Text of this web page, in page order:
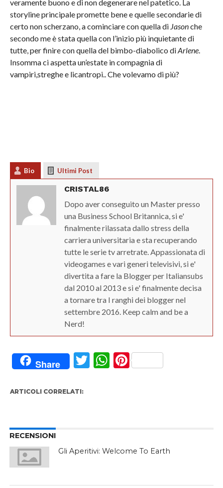
veramente buono e di non degenerare nel patetico. La
storyline principale promette bene e quelle secondarie di
certo non scherzano, a cominciare con quella diJasonche
secondo me è stata quella con l’inizio più inquietante di
tutte, per finire con quella del bimbo-diabolico diArlene.
Insomma ci aspetta un’estate in compagnia di
vampiri,streghe e licantropi.. Che volevamo di più?
Bio Ultimi Post
CRISTAL86
Dopo aver conseguito un Master presso
una Business School Britannica, si e'
finalmente rilassata dallo stress della
carriera universitaria e sta recuperando
tutte le serie tv arretrate. Appassionata di
videogames e vari generi televisivi, si e'
divertita a fare la Blogger per Italiansubs
dal 2010 al 2013 e si e' finalmente decisa
a tornare tra I ranghi dei blogger nel
settembre 2016. Keep calm and be a
Nerd!
Share Twitter
WhatsApp
Pinterest
ARTICOLI CORRELATI:
RECENSIONI
Gli Aperitivi: Welcome To Earth